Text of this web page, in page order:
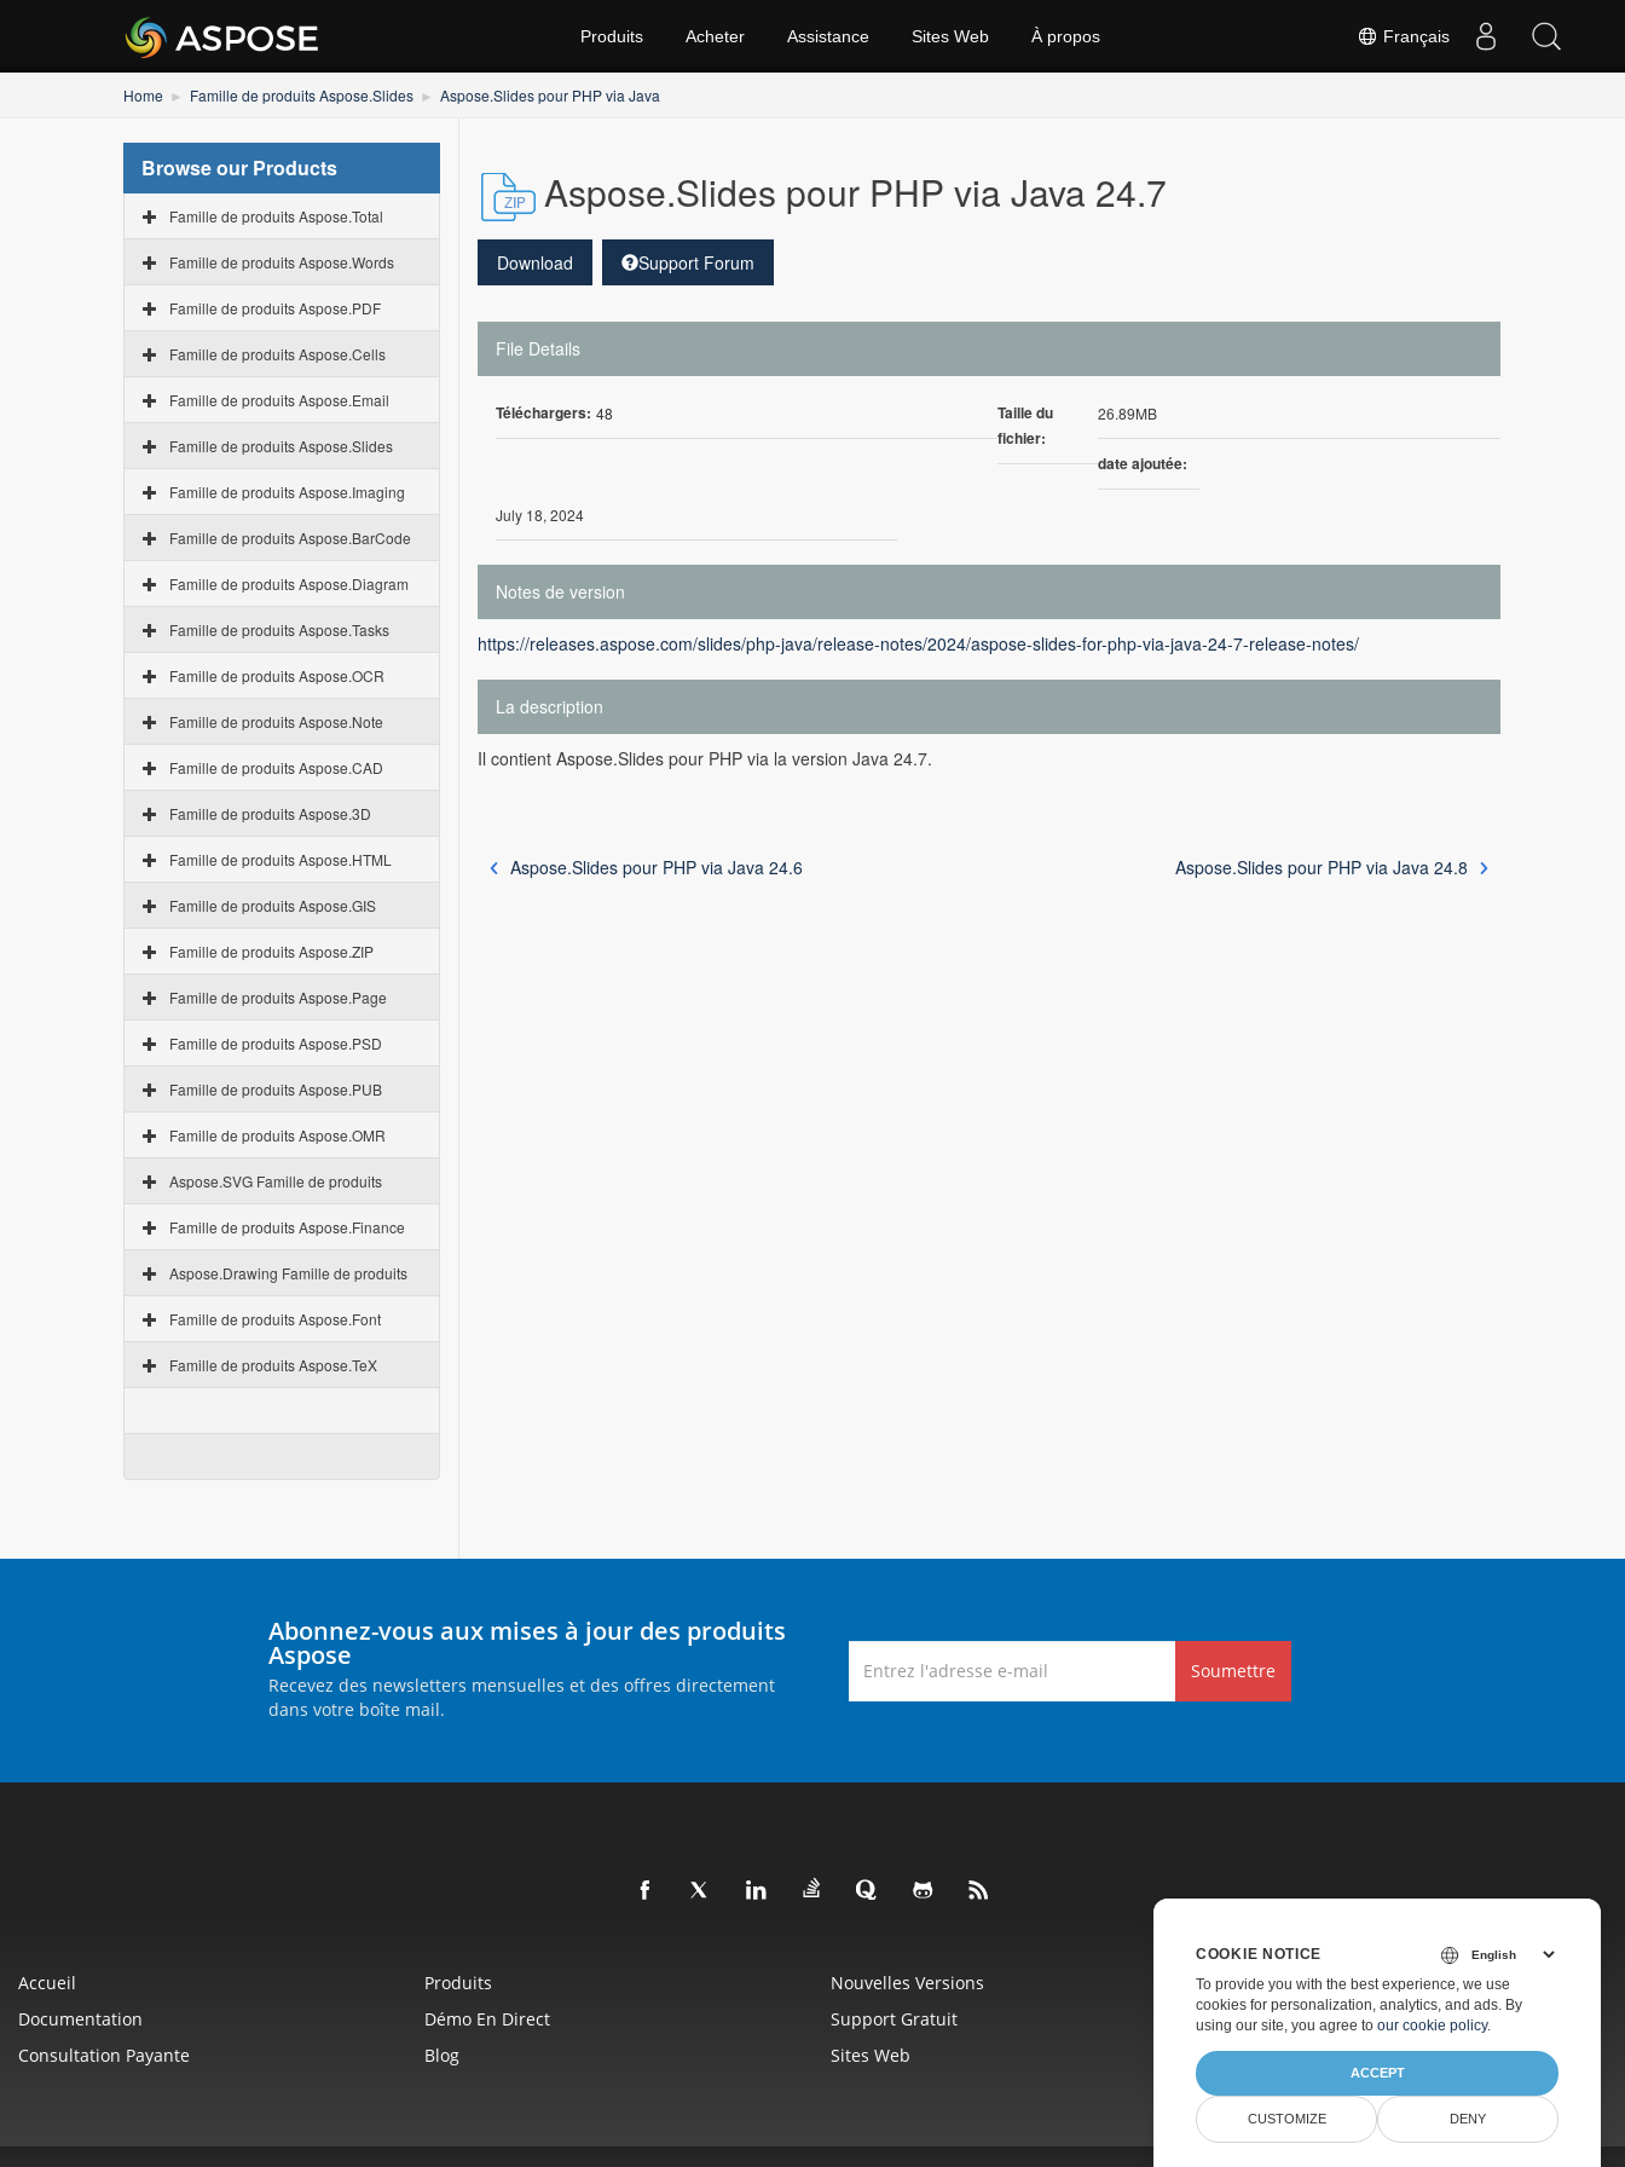
Français
Produits Acheter Assistance Sites Web À propos
Home Famille de produits Aspose.Slides Aspose.Slides pour PHP via Java
Browse our Products
Famille de produits Aspose.Total
Famille de produits Aspose.Words
Famille de produits Aspose.PDF
Famille de produits Aspose.Cells
Famille de produits Aspose.Email
Famille de produits Aspose.Slides
Famille de produits Aspose.Imaging
Famille de produits Aspose.BarCode
Famille de produits Aspose.Diagram
Famille de produits Aspose.Tasks
Famille de produits Aspose.OCR
Famille de produits Aspose.Note
Famille de produits Aspose.CAD
Famille de produits Aspose.3D
Famille de produits Aspose.HTML
Famille de produits Aspose.GIS
Famille de produits Aspose.ZIP
Famille de produits Aspose.Page
Famille de produits Aspose.PSD
Famille de produits Aspose.PUB
Famille de produits Aspose.OMR
Aspose.SVG Famille de produits
Famille de produits Aspose.Finance
Aspose.Drawing Famille de produits
Famille de produits Aspose.Font
Famille de produits Aspose.TeX
Aspose.Slides pour PHP via Java 24.7
Download Support Forum
File Details
Téléchargers: 48
Taille du
fichier:
26.89MB
date ajoutée:
July 18, 2024
Notes de version
https://releases.aspose.com/slides/php-java/release-notes/2024/aspose-slides-for-php-via-java-24-7-release-notes/
La description
Il contient Aspose.Slides pour PHP via la version Java 24.7.
Aspose.Slides pour PHP via Java 24.6 Aspose.Slides pour PHP via Java 24.8
Abonnez-vous aux mises à jour des produits
Aspose
Recevez des newsletters mensuelles et des offres directement
dans votre boîte mail.
Soumettre
Accueil Produits Nouvelles Versions
Tarification
Documentation
Démo En Direct Support Gratuit
Support Payant
Consultation Payante
Blog Sites Web À Propos
COOKIE NOTICE
To provide you with the best experience, we use
cookies for personalization, analytics, and ads. By
using our site, you agree to our cookie policy.
ACCEPT
CUSTOMIZE DENY